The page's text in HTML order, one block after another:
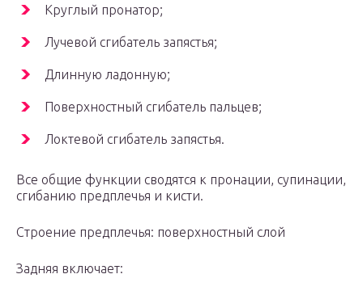
Круглый пронатор;
Лучевой сгибатель запястья;
Длинную ладонную;
Поверхностный сгибатель пальцев;
Локтевой сгибатель запястья.
Все общие функции сводятся к пронации, супинации,
сгибанию предплечья и кисти.
Строение предплечья: поверхностный слой
Задняя включает: